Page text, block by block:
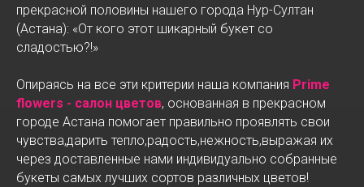
прекрасной половины нашего города Нур-Султан
(Астана): «От кого этот шикарный букет со
сладостью?!»
Опираясь на все эти критерии наша компания Prime
flowers - салон цветов, основанная в прекрасном
городе Астана помогает правильно проявлять свои
чувства,дарить тепло,радость,нежность,выражая их
через доставленные нами индивидуально собранные
букеты самых лучших сортов различных цветов!